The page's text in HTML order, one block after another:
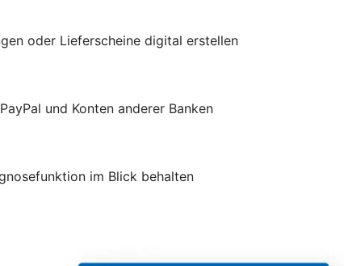
oder Lieferscheine digital erstellen
und Konten anderer Banken
im Blick behalten